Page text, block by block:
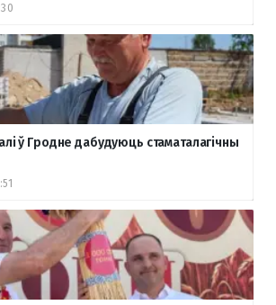
ў Гродне дабудуюць стаматалагічны